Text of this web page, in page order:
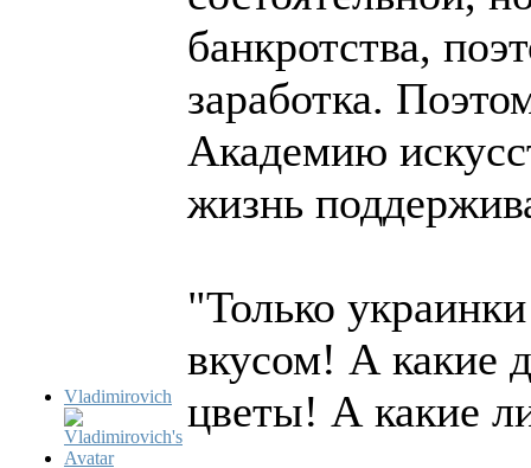
Vladimirovich
банкротства,
заработка.
Академию
жизнь
"Только
вкусом! А какие
цветы! А какие